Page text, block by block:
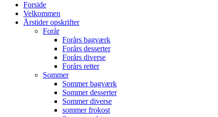
Menu
Forside
Velkommen
Årstider opskrifter
Forår
Forårs bagværk
Forårs desserter
Forårs diverse
Forårs retter
Sommer
Sommer bagværk
Sommer desserter
Sommer diverse
sommer frokost